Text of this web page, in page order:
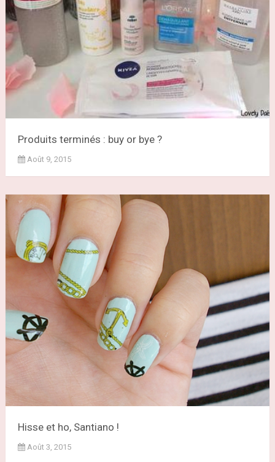
Produits terminés : buy or bye ?
Août 9, 2015
Hisse et ho, Santiano !
Août 3, 2015